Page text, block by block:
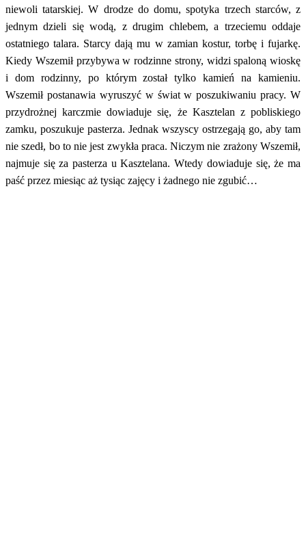
niewoli tatarskiej. W drodze do domu, spotyka trzech starców, z
jednym dzieli się wodą, z drugim chlebem, a trzeciemu oddaje
ostatniego talara. Starcy dają mu w zamian kostur, torbę i fujarkę.
Kiedy Wszemił przybywa w rodzinne strony, widzi spaloną wioskę
i dom rodzinny, po którym został tylko kamień na kamieniu.
Wszemił postanawia wyruszyć w świat w poszukiwaniu pracy. W
przydrożnej karczmie dowiaduje się, że Kasztelan z pobliskiego
zamku, poszukuje pasterza. Jednak wszyscy ostrzegają go, aby tam
nie szedł, bo to nie jest zwykła praca. Niczym nie zrażony Wszemił,
najmuje się za pasterza u Kasztelana. Wtedy dowiaduje się, że ma
paść przez miesiąc aż tysiąc zajęcy i żadnego nie zgubić…